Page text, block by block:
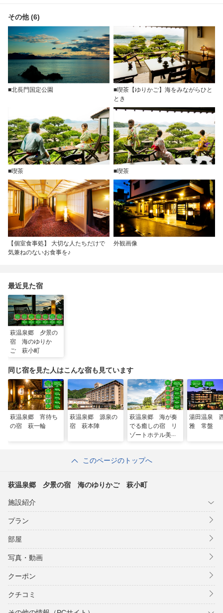
その他 (6)
■北長門国定公園
■喫茶【ゆりかご】海をみながらひと
とき
■喫茶 ■喫茶
【個室食事処】 大切な人たちだけで
気兼ねのないお食事を♪
外観画像
最近見た宿
萩温泉郷 夕景の
宿 海のゆりか
ご 萩小町
同じ宿を見た人はこんな宿も見ています
萩温泉郷 宵待ち
の宿 萩一輪
萩温泉郷 源泉の
宿 萩本陣
萩温泉郷 海が奏
でる癒しの宿 リ
ゾートホテル美萩
湯田温泉
雅 常盤
このページのトップへ
萩温泉郷 夕景の宿 海のゆりかご 萩小町
施設紹介
プラン
部屋
写真・動画
クーポン
クチコミ